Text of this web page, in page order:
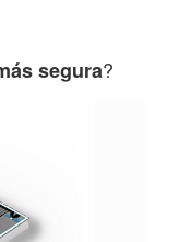
segura?